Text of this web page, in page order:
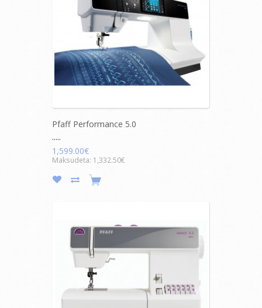
Pfaff Performance 5.0
.....
1,599.00€
Maksudeta: 1,332.50€